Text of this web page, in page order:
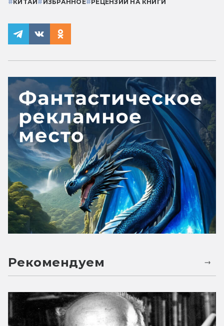
# КИТАЙ # ИЗБРАННОЕ# РЕЦЕНЗИИ НА КНИГИ
Рекомендуем